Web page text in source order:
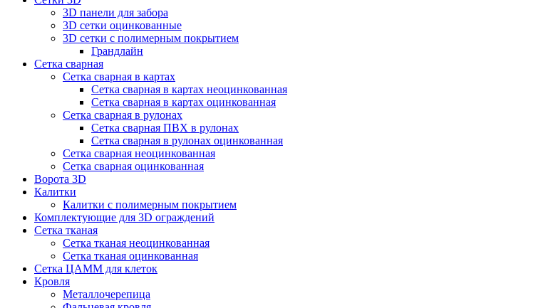
3D панели для забора
3D сетки оцинкованные
3D сетки с полимерным покрытием
Грандлайн
Сетка сварная
Сетка сварная в картах
Сетка сварная в картах неоцинкованная
Сетка сварная в картах оцинкованная
Сетка сварная в рулонах
Cетка сварная ПВХ в рулонах
Сетка сварная в рулонах оцинкованная
Сетка сварная неоцинкованная
Сетка сварная оцинкованная
Ворота 3D
Калитки
Калитки с полимерным покрытием
Комплектующие для 3D ограждений
Сетка тканая
Сетка тканая неоцинкованная
Сетка тканая оцинкованная
Сетка ЦАММ для клеток
Кровля
Металлочерепица